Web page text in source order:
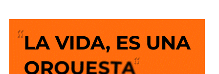
El Alcalde recordó que desde el anuncio de este programa
social “Lavanderías Gratuitas”, el mandatario estatal
manifestó el interés de que Soledad fuera de los primeros
municipios beneficiados, por lo que se expresó la